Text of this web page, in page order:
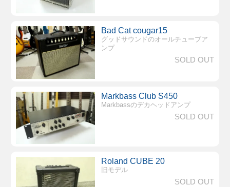
Bad Cat cougar15
グッドサウンドのオールチューブア
ンプ
SOLD OUT
Markbass Club S450
Markbassのデカヘッドアンプ
SOLD OUT
Roland CUBE 20
旧モデル
SOLD OUT